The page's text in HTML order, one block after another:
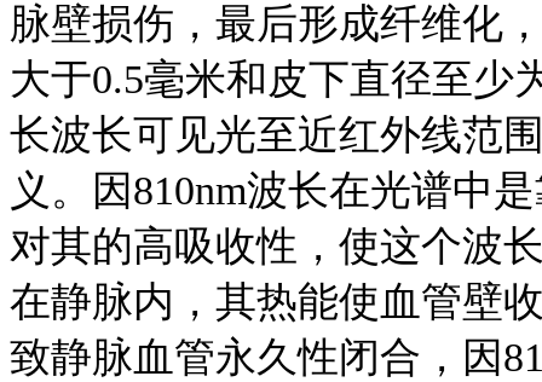
脉壁损伤，最后形成纤维化
大于0.5毫米和皮下直径至少
长波长可见光至近红外线范
义。因810nm波长在光谱中
对其的高吸收性，使这个波
在静脉内，其热能使血管壁
致静脉血管永久性闭合，因